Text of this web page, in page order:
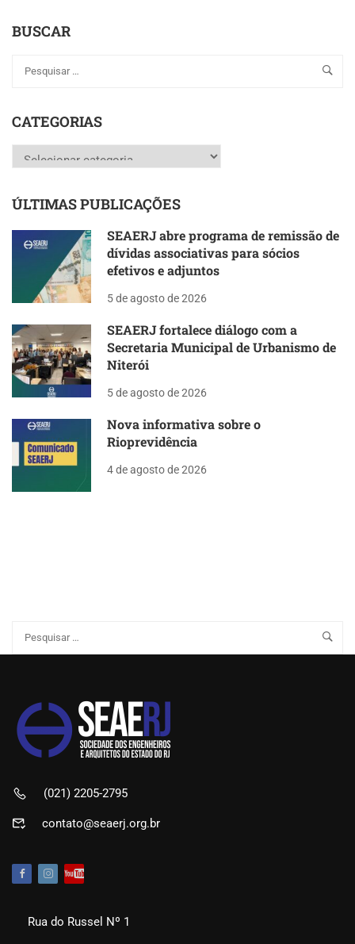
BUSCAR
CATEGORIAS
Categorias
ÚLTIMAS PUBLICAÇÕES
SEAERJ abre programa de remissão de
dívidas associativas para sócios
efetivos e adjuntos
5 de agosto de 2026
SEAERJ fortalece diálogo com a
Secretaria Municipal de Urbanismo de
Niterói
5 de agosto de 2026
Nova informativa sobre o
Rioprevidência
4 de agosto de 2026
(021) 2205-2795
contato@seaerj.org.br
Rua do Russel Nº 1